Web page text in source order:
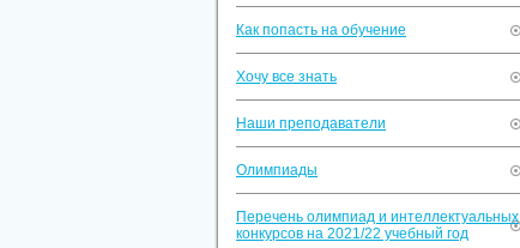
Как попасть на обучение
Хочу все знать
Наши преподаватели
Олимпиады
Перечень олимпиад и интеллектуальных
конкурсов на 2021/22 учебный год